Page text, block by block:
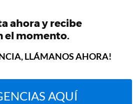
ahora y recibe
el momento.
LLÁMANOS AHORA!
AQUÍ